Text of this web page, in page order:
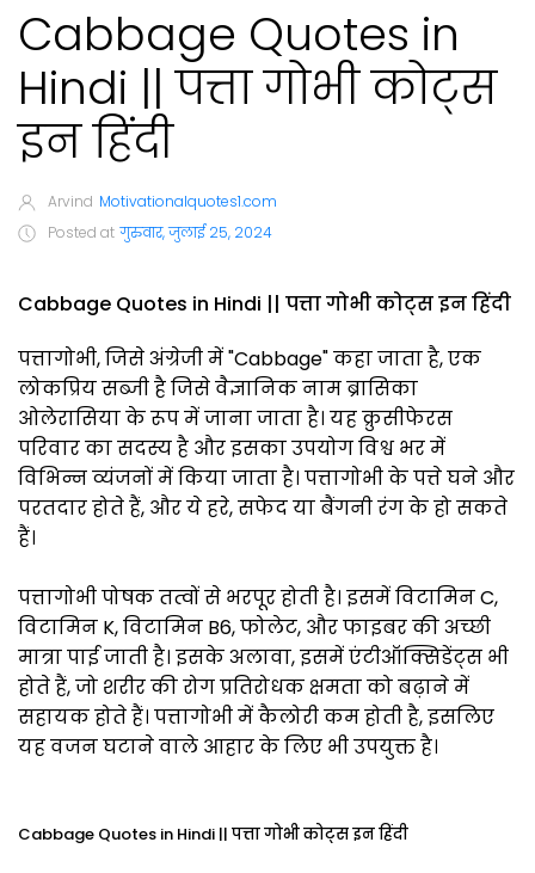
Cabbage Quotes in
Hindi || पत्ता गोभी कोट्स
इन हिंदी
Arvind Motivationalquotes1.com
Posted at गुरुवार, जुलाई 25, 2024
Cabbage Quotes in Hindi || पत्ता गोभी कोट्स इन हिंदी
पत्तागोभी, जिसे अंग्रेजी में "Cabbage" कहा जाता है, एक
लोकप्रिय सब्जी है जिसे वैज्ञानिक नाम ब्रासिका
ओलेरासिया के रूप में जाना जाता है। यह क्रुसीफेरस
परिवार का सदस्य है और इसका उपयोग विश्व भर में
विभिन्न व्यंजनों में किया जाता है। पत्तागोभी के पत्ते घने और
परतदार होते हैं, और ये हरे, सफेद या बैंगनी रंग के हो सकते
हैं।
पत्तागोभी पोषक तत्वों से भरपूर होती है। इसमें विटामिन C,
विटामिन K, विटामिन B6, फोलेट, और फाइबर की अच्छी
मात्रा पाई जाती है। इसके अलावा, इसमें एंटीऑक्सिडेंट्स भी
होते हैं, जो शरीर की रोग प्रतिरोधक क्षमता को बढ़ाने में
सहायक होते हैं। पत्तागोभी में कैलोरी कम होती है, इसलिए
यह वजन घटाने वाले आहार के लिए भी उपयुक्त है।
Cabbage Quotes in Hindi || पत्ता गोभी कोट्स इन हिंदी